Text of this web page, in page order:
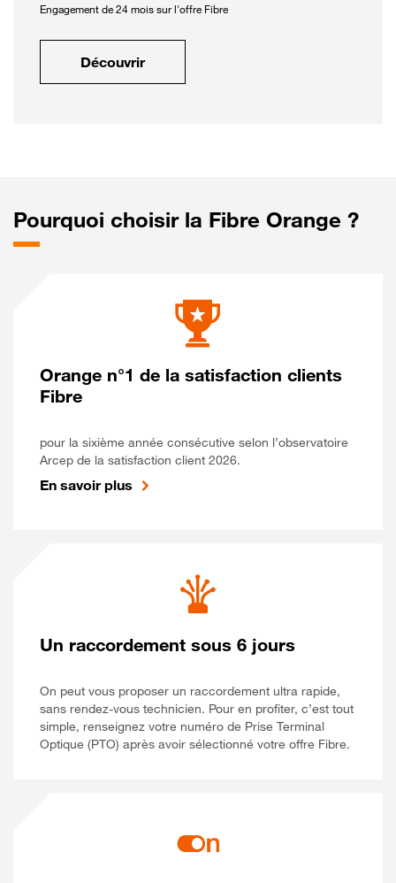
Engagement de 24 mois sur l'offre Fibre
Découvrir
Pourquoi choisir la Fibre Orange ?
Orange n°1 de la satisfaction clients
Fibre
pour la sixième année consécutive selon l’observatoire
Arcep de la satisfaction client 2026.
En savoir plus
Un raccordement sous 6 jours
On peut vous proposer un raccordement ultra rapide,
sans rendez-vous technicien. Pour en profiter, c’est tout
simple, renseignez votre numéro de Prise Terminal
Optique (PTO) après avoir sélectionné votre offre Fibre.